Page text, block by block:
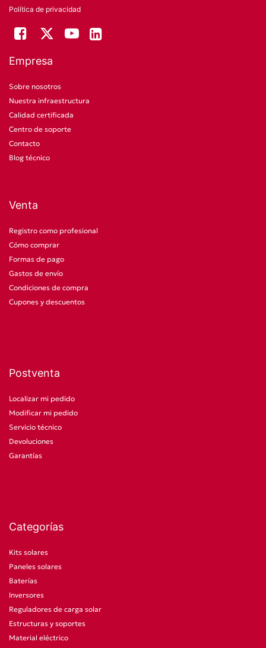
Política de privacidad
Empresa
Sobre nosotros
Nuestra infraestructura
Calidad certificada
Centro de soporte
Contacto
Blog técnico
Venta
Registro como profesional
Cómo comprar
Formas de pago
Gastos de envío
Condiciones de compra
Cupones y descuentos
Postventa
Localizar mi pedido
Modificar mi pedido
Servicio técnico
Devoluciones
Garantías
Categorías
Kits solares
Paneles solares
Baterías
Inversores
Reguladores de carga solar
Estructuras y soportes
Material eléctrico